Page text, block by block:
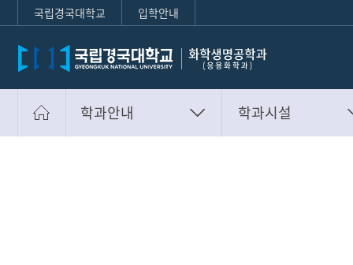
국립경국대학교 입학안내
학과안내 학과시설